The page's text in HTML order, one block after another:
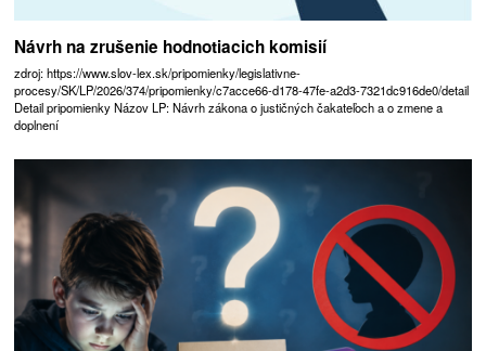
Návrh na zrušenie hodnotiacich komisií
zdroj: https://www.slov-lex.sk/pripomienky/legislativne-
procesy/SK/LP/2026/374/pripomienky/c7acce66-d178-47fe-a2d3-7321dc916de0/detail
Detail pripomienky Názov LP: Návrh zákona o justičných čakateľoch a o zmene a
doplnení